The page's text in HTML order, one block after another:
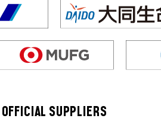
OFFICIAL SUPPLIERS